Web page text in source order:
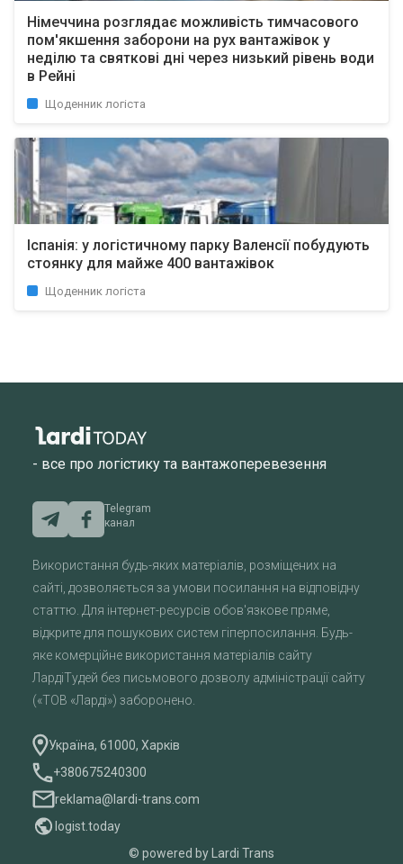
Німеччина розглядає можливість тимчасового
пом'якшення заборони на рух вантажівок у
неділю та святкові дні через низький рівень води
в Рейні
Щоденник логіста
Іспанія: у логістичному парку Валенсії побудують
стоянку для майже 400 вантажівок
Щоденник логіста
- все про логістику та вантажоперевезення
Telegram
канал
Використання будь-яких матеріалів, розміщених на
сайті, дозволяється за умови посилання на відповідну
статтю. Для інтернет-ресурсів обов'язкове пряме,
відкрите для пошукових систем гіперпосилання. Будь-
яке комерційне використання матеріалів сайту
ЛардіТудей без письмового дозволу адміністрації сайту
(«ТОВ «Ларді») заборонено.
Україна, 61000, Харків
+380675240300
reklama@lardi-trans.com
logist.today
© powered by Lardi Trans